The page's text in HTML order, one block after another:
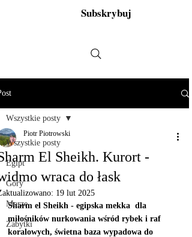
Subskrybuj
Wszystkie posty
Egipt
Góry
Morze
Zabytki
Wszystkie posty
El Sheikh. Kurort -
wraca do łask
Piotr Piotrowski
19 lut 2025
Sharm el Sheikh - egipska mekka  dla
miłośników nurkowania wśród rybek i raf
koralowych, świetna baza wypadowa do